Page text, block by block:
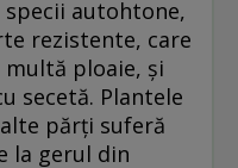
specii autohtone,
rezistente, care
ploaie, și
secetă. Plantele
părți suferă
la gerul din